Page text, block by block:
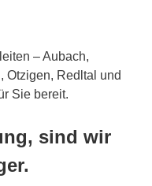
– Aubach,
Otzigen, Redltal und
Sie bereit.
sind wir